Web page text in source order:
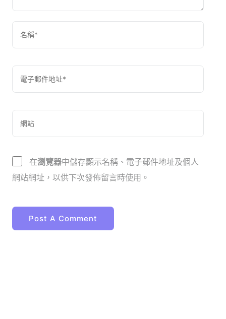
在瀏覽器中儲存顯示名稱、電子郵件地址及個人
網站網址，以供下次發佈留言時使用。